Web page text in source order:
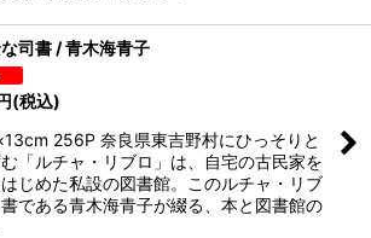
司書 / 青木海青子
(税込)
256P 奈良県東吉野村にひっそりと
「ルチャ・リブロ」は、自宅の古民家を
じめた私設の図書館。このルチャ・リブ
である青木海青子が綴る、本と図書館の